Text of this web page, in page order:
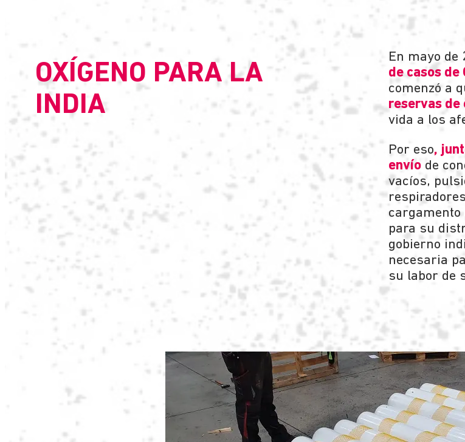
OXÍGENO PARA LA
INDIA
En mayo
de casos de
comenzó a
reservas de
vida a los
Por eso,
envío de
vacíos,
cargamento
para su
gobierno
necesaria
su labor de